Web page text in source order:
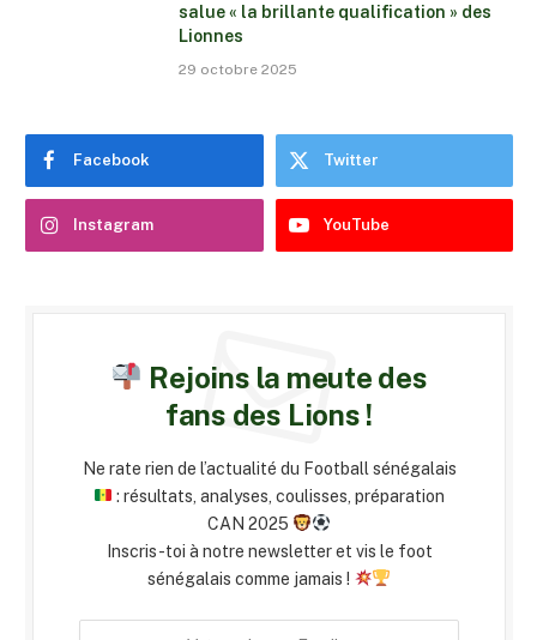
salue « la brillante qualification » des
Lionnes
29 octobre 2025
Facebook Twitter
Instagram YouTube
Rejoins la meute des
fans des Lions !
Ne rate rien de l’actualité du Football sénégalais
: résultats, analyses, coulisses, préparation
CAN 2025
Inscris-toi à notre newsletter et vis le foot
sénégalais comme jamais !